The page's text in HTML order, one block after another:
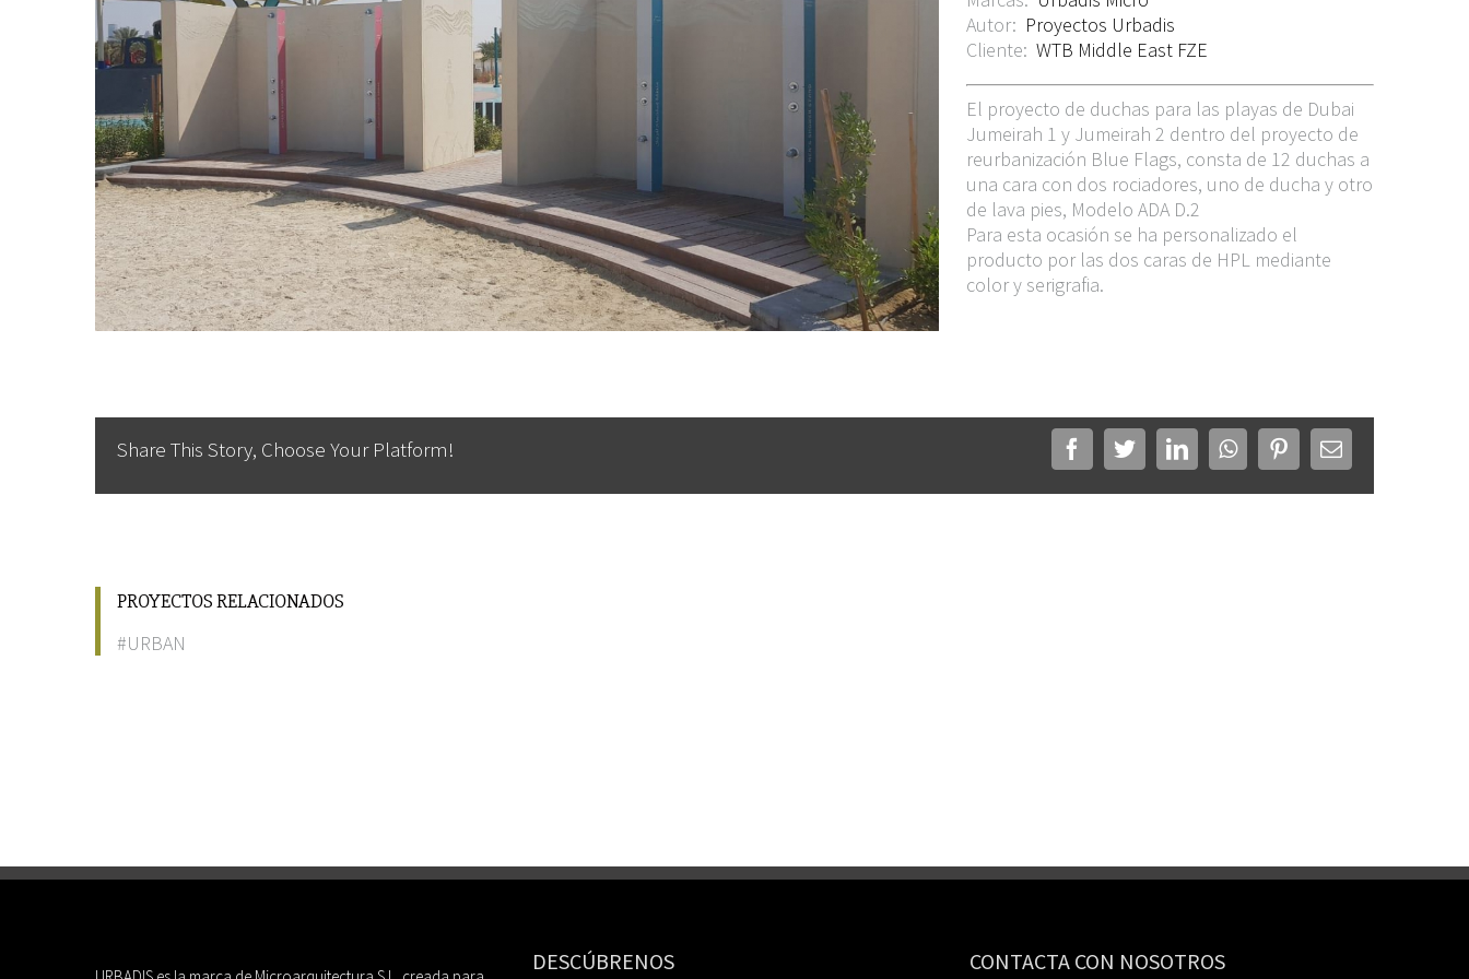
Autor: Proyectos Urbadis
Cliente: WTB Middle East FZE
El proyecto de duchas para las playas de Dubai
Jumeirah 1 y Jumeirah 2 dentro del proyecto de
reurbanización Blue Flags, consta de 12 duchas a
una cara con dos rociadores, uno de ducha y otro
de lava pies, Modelo ADA D.2
Para esta ocasión se ha personalizado el
producto por las dos caras de HPL mediante
color y serigrafia.
Share This Story, Choose Your Platform! Facebook
TwitterLinkedInWhatsAppPinterestCorreo
electrónico
PROYECTOS RELACIONADOS
#URBAN
DESCÚBRENOS CONTACTA CON NOSOTROS